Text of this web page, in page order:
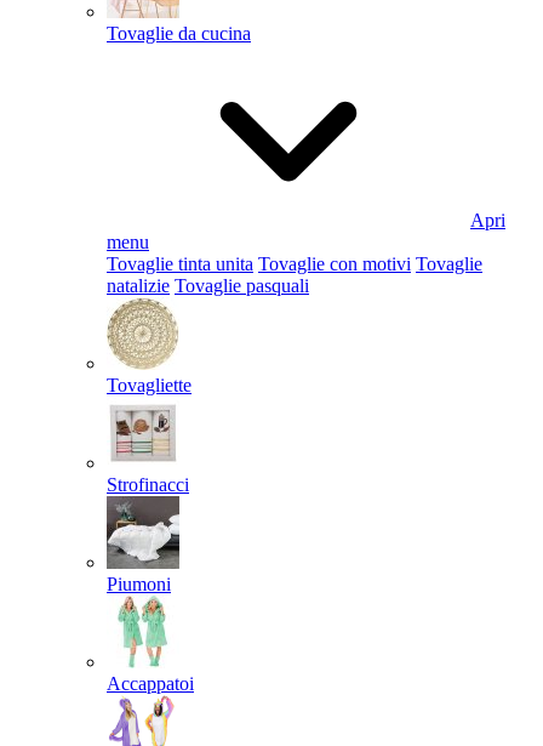
Tovaglie da cucina
Apri
menu
Tovaglie tinta unita Tovaglie con motivi Tovaglie
natalizie Tovaglie pasquali
Tovagliette
Strofinacci
Piumoni
Accappatoi